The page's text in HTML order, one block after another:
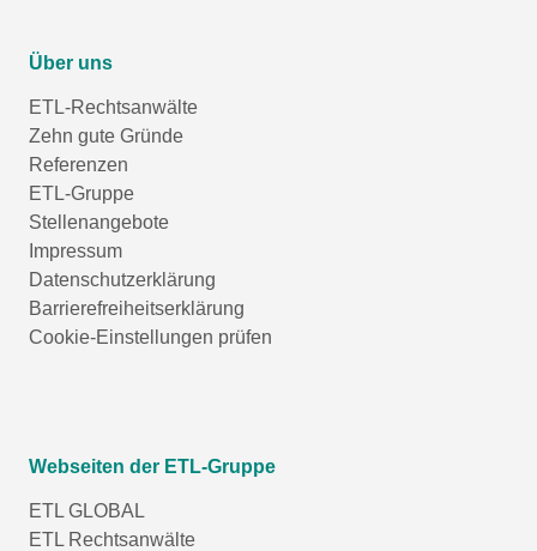
Über uns
ETL-Rechtsanwälte
Zehn gute Gründe
Referenzen
ETL-Gruppe
Stellenangebote
Impressum
Datenschutzerklärung
Barrierefreiheitserklärung
Cookie-Einstellungen prüfen
Webseiten der ETL-Gruppe
ETL GLOBAL
ETL Rechtsanwälte